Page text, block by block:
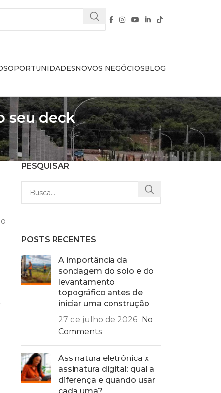
OPORTUNIDADESNOVOS NEGÓCIOSBLOG
seu deck
PESQUISAR
POSTS RECENTES
A importância da
sondagem do solo e do
levantamento
topográfico antes de
iniciar uma construção
27 de julho de 2026 No
Comments
Assinatura eletrônica x
assinatura digital: qual a
diferença e quando usar
cada uma?